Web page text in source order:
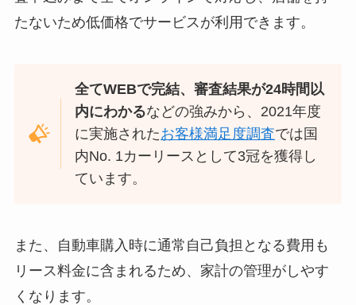
たないため低価格でサービスが利用できます。
全てWEBで完結、審査結果が24時間以
内にわかるなどの強みから、2021年度
に実施されたお客様満足度調査では国
内No. 1カーリースとして3冠を獲得し
ています。
また、自動車購入時に通常自己負担となる費用も
リース料金に含まれるため、家計の管理がしやす
くなります。